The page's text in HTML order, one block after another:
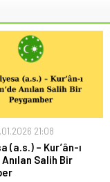
21:08
(a.s.) – Kur’ân-ı
Anılan Salih Bir